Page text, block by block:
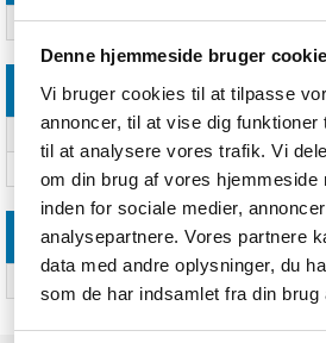
Denne hjemmeside bruger
Vi bruger cookies til at tilpasse
annoncer, til at vise dig funktioner
til at analysere vores trafik. Vi
om din brug af vores hjemmeside
inden for sociale medier,
analysepartnere. Vores partnere
data med andre oplysninger, du
som de har indsamlet fra din brug
Ledningsmateriale OFC
Vægt & størrelser
6,5 mm
Porte & Grænseflader